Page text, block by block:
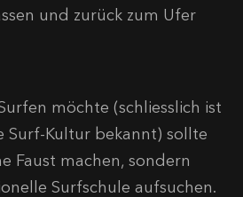
und zurück zum Ufer
möchte (schliesslich ist
Surf-Kultur bekannt) sollte
Faust machen, sondern
Surfschule aufsuchen.